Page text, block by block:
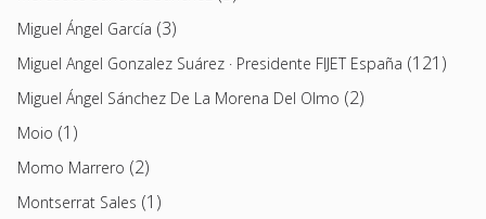
Miguel Ángel García (3)
Miguel Angel Gonzalez Suárez · Presidente FIJET España (121)
Miguel Ángel Sánchez De La Morena Del Olmo (2)
Moio (1)
Momo Marrero (2)
Montserrat Sales (1)